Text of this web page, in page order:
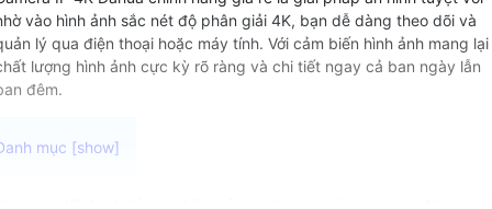
vào hình ảnh sắc nét độ phân giải 4K, bạn dễ dàng theo dõi và
lý qua điện thoại hoặc máy tính. Với cảm biến hình ảnh mang lại
lượng hình ảnh cực kỳ rõ ràng và chi tiết ngay cả ban ngày lẫn
đêm.